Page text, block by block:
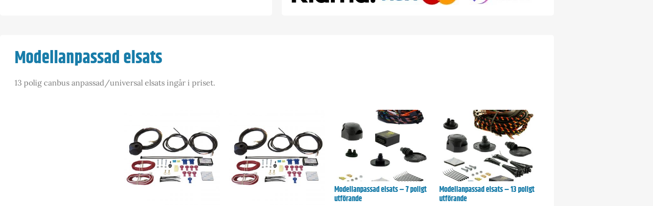
Modellanpassad elsats
13 polig canbus anpassad/universal elsats ingår i priset.
Modellanpassad elsats – 7 poligt
utförande
Modellanpassad elsats – 13 poligt
utförande